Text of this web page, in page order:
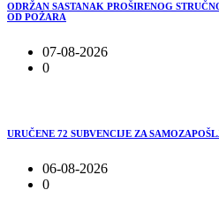
ODRŽAN SASTANAK PROŠIRENOG
OD POŽARA
07-08-2026
0
URUČENE 72 SUBVENCIJE ZA
06-08-2026
0